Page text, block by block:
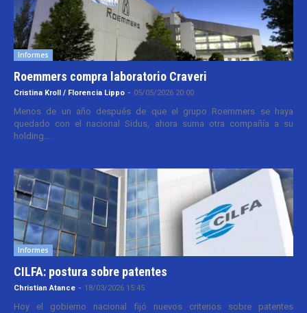
Informes
Roemmers compra laboratorio Craveri
Cristina Kroll / Florencia Lippo - 05/05/2026 20:00
Menos de un año después de que el grupo Roemmers se haya
quedado con el nacional Sidus, ahora suma otra compañía a su
holding....
Informes
CILFA: postura sobre patentes
Christian Atance - 18/03/2026 15:45
Hoy el gobierno nacional fijó nuevos criterios sobre patentes